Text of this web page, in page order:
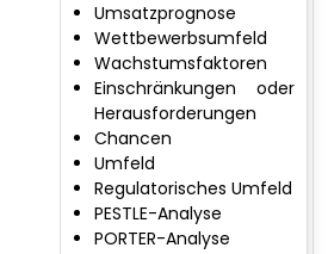
Umsatzprognose
Wettbewerbsumfeld
Wachstumsfaktoren
Einschränkungen oder
Herausforderungen
Chancen
Umfeld
Regulatorisches Umfeld
PESTLE-Analyse
PORTER-Analyse